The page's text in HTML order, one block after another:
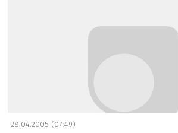
28.04.2005 (07:49)